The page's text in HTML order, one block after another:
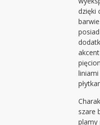
dzięki
szare
plamy